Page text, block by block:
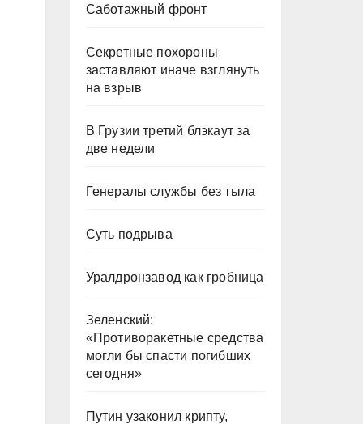
Саботажный фронт
Секретные похороны
заставляют иначе взглянуть
на взрыв
В Грузии третий блэкаут за
две недели
Генералы службы без тыла
Суть подрыва
Уралдронзавод как гробница
Зеленский:
«Противоракетные средства
могли бы спасти погибших
сегодня»
Путин узаконил крипту,